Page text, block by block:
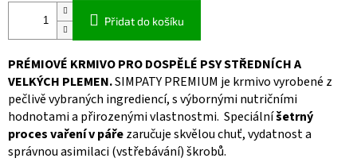
Přidat do košíku
PRÉMIOVÉ KRMIVO PRO DOSPĚLÉ PSY STŘEDNÍCH A
VELKÝCH PLEMEN.SIMPATY PREMIUM je krmivo vyrobené z
pečlivě vybraných ingrediencí, s výbornými nutričními
hodnotami a přirozenými vlastnostmi. Speciálníšetrný
proces vaření v pářezaručuje skvělou chuť, vydatnost a
správnou asimilaci (vstřebávání) škrobů.